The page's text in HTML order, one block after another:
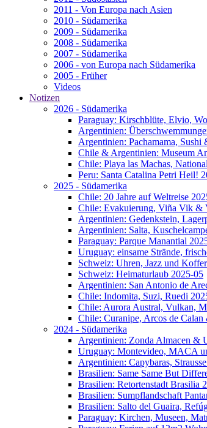
2011 - Von Europa nach Asien
2010 - Südamerika
2009 - Südamerika
2008 - Südamerika
2007 - Südamerika
2006 - von Europa nach Südamerika
2005 - Früher
Videos
Notizen
2026 - Südamerika
Paraguay: Kirschblüte, Elvio,
Argentinien:
Argentinien: Pachamama, Sushi
Chile & Argentinien: Museum
Chile: Playa las Machas,
Peru: Santa Catalina Petri Heil!
2025 - Südamerika
Chile: 20 Jahre auf Weltreise
Chile: Evakuierung, Viña Vik &
Argentinien: Gedenkstein,
Argentinien: Salta,
Paraguay: Parque Manantial
Uruguay: einsame Strände,
Schweiz: Uhren, Jazz und
Schweiz: Heimaturlaub 2025-05
Argentinien: San Antonio de
Chile: Indomita, Suzi, Ruedi
Chile: Aurora Austral, Vulkan,
Chile: Curanipe, Arcos de Calan
2024 - Südamerika
Argentinien: Zonda Almacen &
Uruguay: Montevideo, MACA
Argentinien: Capybaras,
Brasilien: Same Same But
Brasilien: Retortenstadt Brasilia
Brasilien: Sumpflandschaft
Brasilien: Salto del Guaira,
Paraguay: Kirchen, Museen,